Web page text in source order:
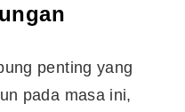
penting yang
pada masa ini,